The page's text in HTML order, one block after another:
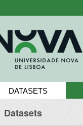
DATASETS
Datasets